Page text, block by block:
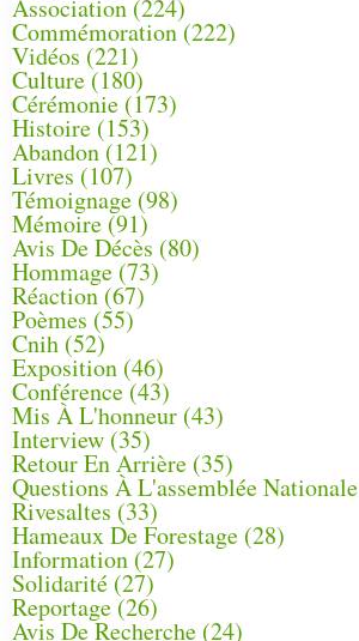
Association (224)
Commémoration(222)
Vidéos (221)
Culture(180)
Cérémonie (173)
Histoire (153)
Abandon(121)
Livres (107)
Témoignage (98)
Mémoire (91)
Avis De Décès (80)
Hommage (73)
Réaction(67)
Poèmes (55)
Cnih (52)
Exposition (46)
Conférence(43)
Mis À L'honneur (43)
Interview (35)
Retour En Arrière (35)
Questions À L'assemblée Nationale
Rivesaltes (33)
Hameaux De Forestage (28)
Information (27)
Solidarité (27)
Reportage(26)
Avis De Recherche (24)